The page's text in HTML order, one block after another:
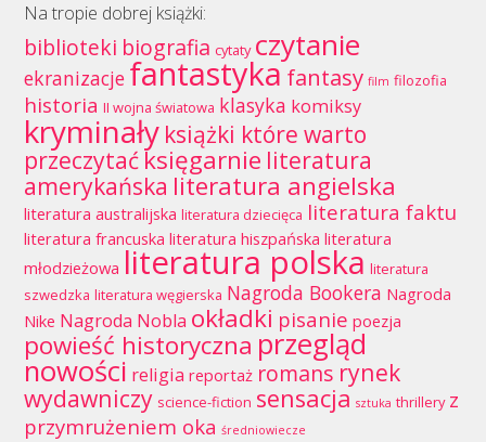
Na tropie dobrej książki:
biblioteki biografia cytaty czytanie
ekranizacje fantastykafantasy film filozofia
historia II wojna światowa klasyka komiksy
kryminały książki które warto
przeczytaćksięgarnie literatura
amerykańska literatura angielska
literatura australijska literatura dziecięca literatura faktu
literatura francuska literatura hiszpańska literatura
młodzieżowa literatura polska literatura
szwedzka literatura węgierska Nagroda Bookera Nagroda
Nike Nagroda Nobla okładki pisanie poezja
powieść historyczna przegląd
nowości religia reportaż romans rynek
wydawniczy science-fiction sensacja sztuka thrillery z
przymrużeniem oka średniowiecze